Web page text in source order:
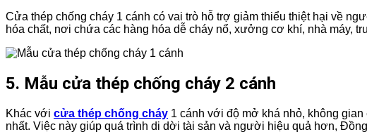
Cửa thép chống cháy 1 cánh có vai trò hỗ trợ giảm thiểu thiệt hại về
hóa chất, nơi chứa các hàng hóa dễ cháy nổ, xưởng cơ khí, nhà máy,
5. Mẫu cửa thép chống cháy 2 cánh
Khác với cửa thép chống cháy 1 cánh với độ mở khá nhỏ, không
nhất. Việc này giúp quá trình di dời tài sản và người hiệu quả hơn,